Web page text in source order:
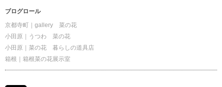
ブログロール
京都寺町｜gallery 菜の花
小田原｜うつわ 菜の花
小田原｜菜の花 暮らしの道具店
箱根｜箱根菜の花展示室